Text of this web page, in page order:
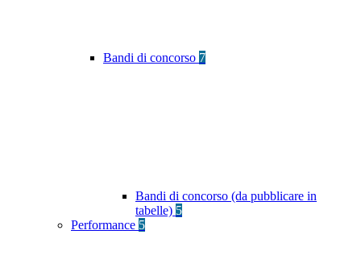
Bandi di concorso 7
Bandi di concorso (da pubblicare in
tabelle) 5
Performance 5